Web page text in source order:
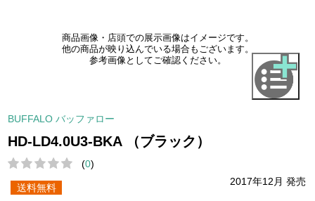
商品画像・店頭での展示画像はイメージです。
他の商品が映り込んでいる場合もございます。
参考画像としてご確認ください。
BUFFALO バッファロー
HD-LD4.0U3-BKA （ブラック）
(0)
2017年12月 発売
送料無料